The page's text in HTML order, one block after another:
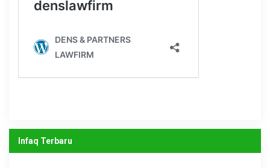
Infaq Terbaru